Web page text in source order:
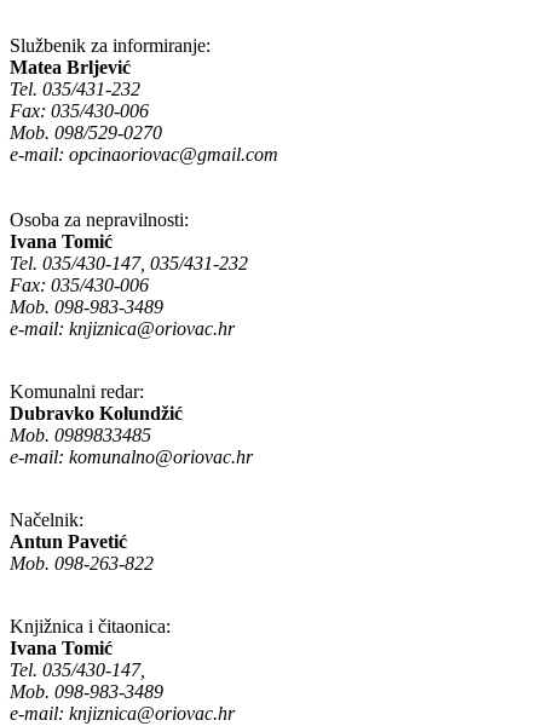
Službenik za informiranje:
Matea Brljević
Tel. 035/431-232
Fax: 035/430-006
Mob. 098/529-0270
e-mail: opcinaoriovac@gmail.com
Osoba za nepravilnosti:
Ivana Tomić
Tel. 035/430-147, 035/431-232
Fax: 035/430-006
Mob. 098-983-3489
e-mail: knjiznica@oriovac.hr
Komunalni redar:
Dubravko Kolundžić
Mob. 0989833485
e-mail: komunalno@oriovac.hr
Načelnik:
Antun Pavetić
Mob. 098-263-822
Knjižnica i čitaonica:
Ivana Tomić
Tel. 035/430-147,
Mob. 098-983-3489
e-mail: knjiznica@oriovac.hr